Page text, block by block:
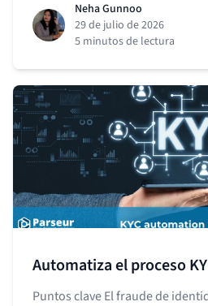
Neha Gunnoo
29 de julio de 2026
5 minutos de lectura
Automatiza el proceso
Puntos clave El fraude de